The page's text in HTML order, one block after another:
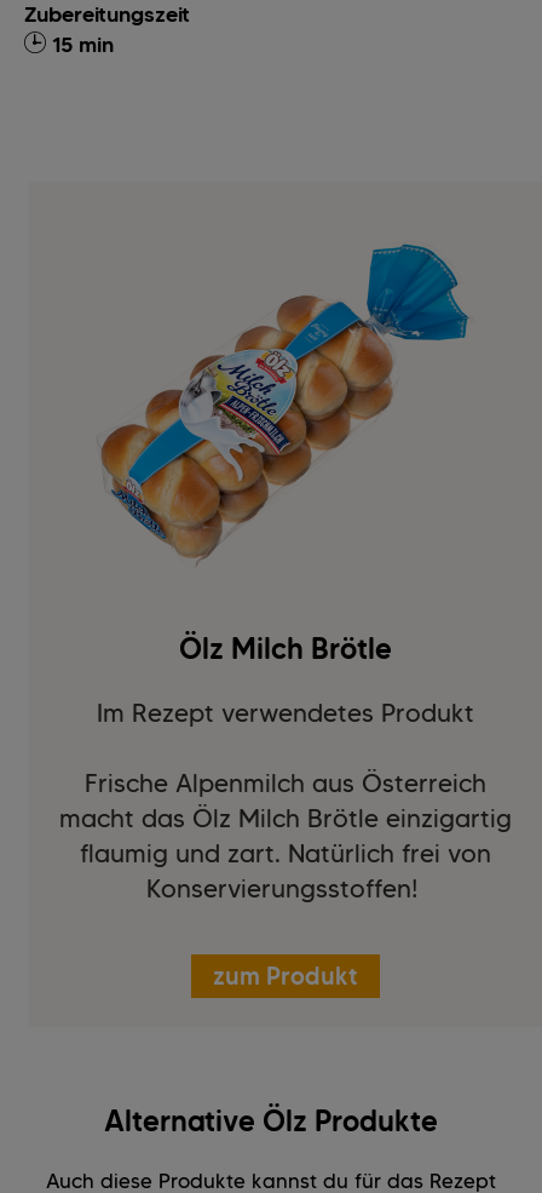
Zubereitungszeit
15 min
Ölz Milch Brötle
Im Rezept verwendetes Produkt
Frische Alpenmilch aus Österreich
macht das Ölz Milch Brötle einzigartig
flaumig und zart. Natürlich frei von
Konservierungsstoffen!
zum Produkt
Alternative Ölz Produkte
Auch diese Produkte kannst du für das Rezept